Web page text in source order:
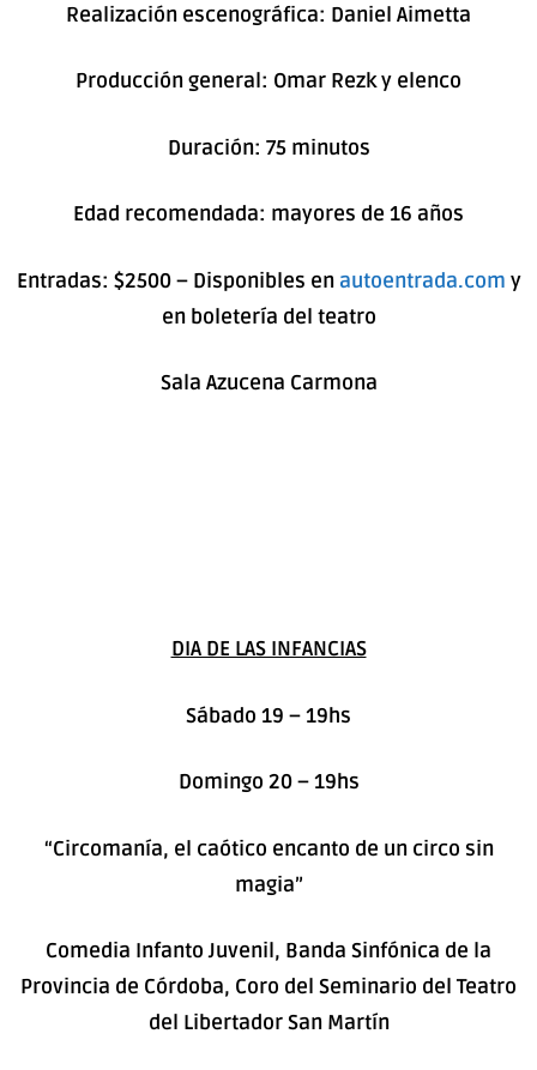
Realización escenográfica: Daniel Aimetta
Producción general: Omar Rezk y elenco
Duración: 75 minutos
Edad recomendada: mayores de 16 años
Entradas: $2500 – Disponibles en autoentrada.com y
en boletería del teatro
Sala Azucena Carmona
DIA DE LAS INFANCIAS
Sábado 19 – 19hs
Domingo 20 – 19hs
“Circomanía, el caótico encanto de un circo sin
magia”
Comedia Infanto Juvenil, Banda Sinfónica de la
Provincia de Córdoba, Coro del Seminario del Teatro
del Libertador San Martín